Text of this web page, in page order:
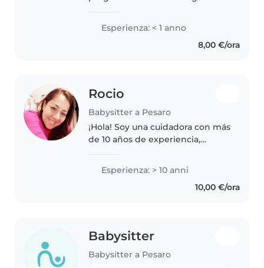
Esperienza: < 1 anno
8,00 €/ora
Rocio
Babysitter a Pesaro
¡Hola! Soy una cuidadora con más
de 10 años de experiencia,
niños de todas las edades. Hablo
español e italiano y me encanta
Esperienza: > 10 anni
10,00 €/ora
Babysitter
Babysitter a Pesaro